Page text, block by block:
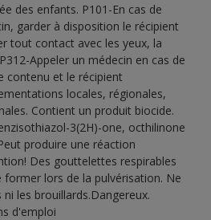
des enfants. P101-En cas de
garder à disposition le récipient
tout contact avec les yeux, la
Appeler un médecin en cas de
contenu et le récipient
locales, régionales,
Contient un produit biocide.
3(2H)-one, octhilinone
produire une réaction
Des gouttelettes respirables
former lors de la pulvérisation. Ne
les brouillards.Dangereux.
d'emploi